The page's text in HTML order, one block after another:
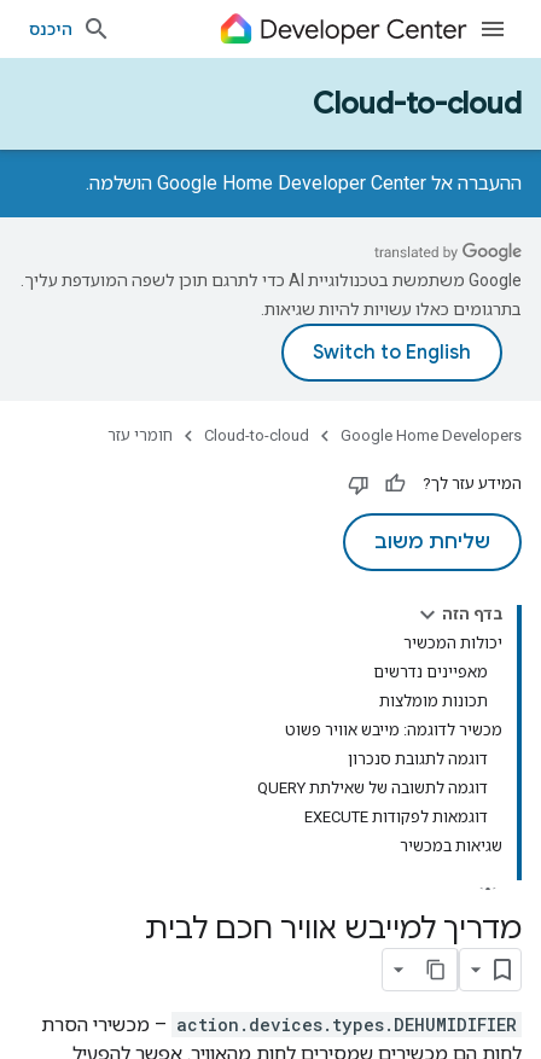
היכנס
Cloud-to-cloud
ההעברה אל Google Home Developer Center הושלמה.
‫Google משתמשת בטכנולוגיית AI כדי לתרגם תוכן לשפה המועדפת עליך.
בתרגומים כאלו עשויות להיות שגיאות.
Google Home Developers
Cloud-to-cloud חומרי עזר
המידע עזר לך?
שליחת משוב
בדף הזה
יכולות המכשיר
מאפיינים נדרשים
תכונות מומלצות
מכשיר לדוגמה: מייבש אוויר פשוט
דוגמה לתגובת סנכרון
דוגמה לתשובה של שאילתת QUERY
דוגמאות לפקודות EXECUTE
שגיאות במכשיר
מדריך למייבש אוויר חכם לבית
action.devices.types.DEHUMIDIFIER – מכשירי הסרת
לחות הם מכשירים שמסירים לחות מהאוויר. אפשר להפעיל